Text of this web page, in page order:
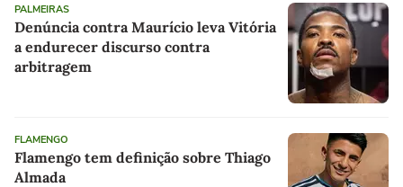
PALMEIRAS
Denúncia contra Maurício leva Vitória
a endurecer discurso contra
arbitragem
FLAMENGO
Flamengo tem definição sobre Thiago
Almada